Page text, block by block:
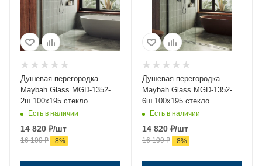
Душевая перегородка
Maybah Glass MGD-1352-
2ш 100х195 стекло
прозрачное профиль
Есть в наличии
14 820 ₽/шт
16 109₽ -8%
Душевая перегородка
Maybah Glass MGD-1352-
6ш 100х195 стекло
прозрачное профиль
Есть в наличии
14 820₽/шт
16 109₽ -8%